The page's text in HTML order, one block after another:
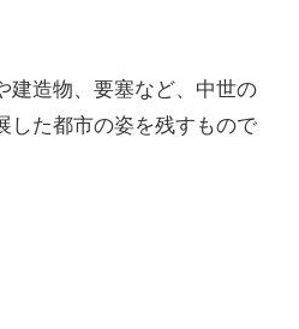
建造物、要塞など、中世の
した都市の姿を残すもので